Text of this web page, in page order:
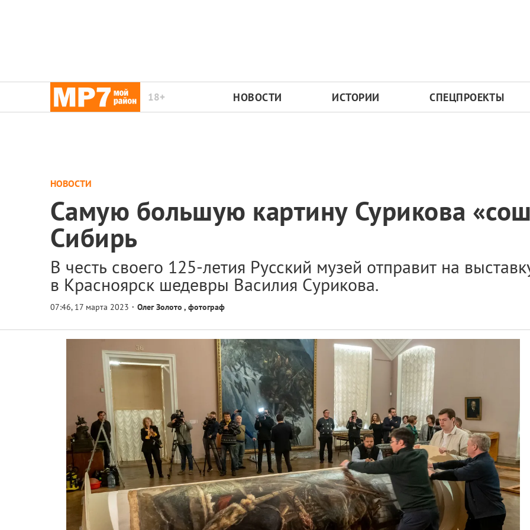
18+ НОВОСТИ ИСТОРИИ СПЕЦПРОЕКТЫ
НОВОСТИ
Самую большую картину Сурикова
Сибирь
В честь своего 125-летия Русский музей отправит на
в Красноярск шедевры Василия Сурикова.
Олег Золото , фотограф